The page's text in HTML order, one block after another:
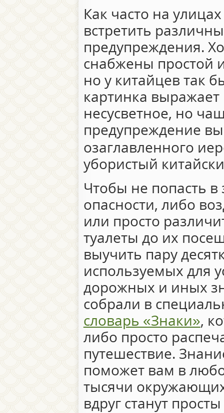
Как часто на
встретить
предупреждения.
снабжены простой
но у китайцев так
картинка выражает
несусветное, но
предупреждение
озаглавленного
убористый
Чтобы не попасть в
опасности, либо
или просто
туалеты до их
выучить пару
используемых для
дорожных и иных
собрали в
словарь «Знаки»,
либо просто
путешествие.
поможет вам в
тысячи
вдруг станут